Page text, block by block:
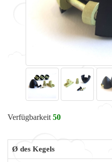
Verfügbarkeit 50
Ø des Kegels